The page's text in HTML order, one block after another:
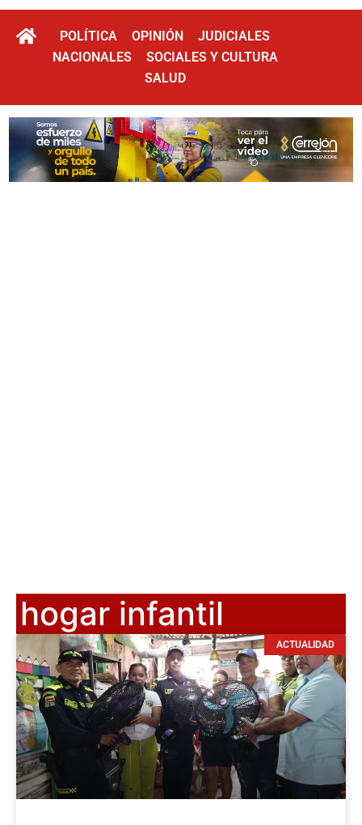
POLÍTICA OPINIÓN
JUDICIALES
NACIONALES
SOCIALES Y CULTURA
SALUD
hogar infantil
ACTUALIDAD